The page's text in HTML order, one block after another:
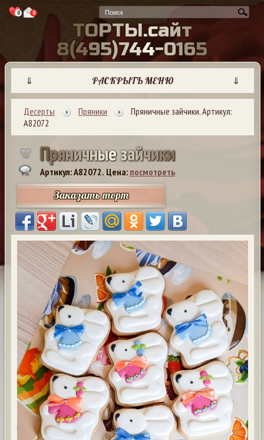
0 0
ТОРТЫ.сайт
8(495)744-0165
⇓ РАСКРЫТЬ МЕНЮ ⇓
Десерты Пряники
Пряничные зайчики. Артикул:
А82072
Пряничныезайчики
Артикул: A82072. Цена: посмотреть
Заказать торт